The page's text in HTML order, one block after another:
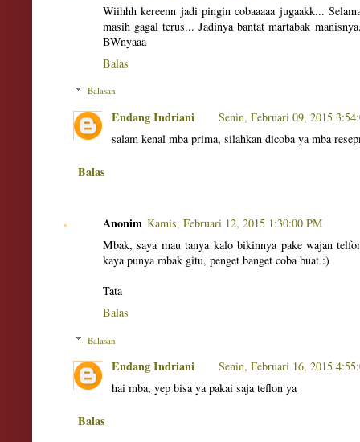
Wiihhh kereenn jadi pingin cobaaaaa jugaakk...
masih gagal terus... Jadinya bantat martabak
BWnyaaa
Balas
Balasan
Endang Indriani
Senin, Februari 09, 2015
salam kenal mba prima, silahkan dicoba ya mba
Balas
Anonim Kamis, Februari 12, 2015 1:30:00 PM
Mbak, saya mau tanya kalo bikinnya pake wajan
kaya punya mbak gitu, penget banget coba buat :)
Tata
Balas
Balasan
Endang Indriani
Senin, Februari 16, 2015
hai mba, yep bisa ya pakai saja teflon ya
Balas